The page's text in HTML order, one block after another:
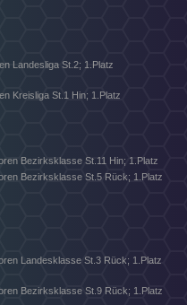
Landesliga St.2; 1.Platz
Kreisliga St.1 Hin; 1.Platz
Bezirksklasse St.11 Hin; 1.Platz
Bezirksklasse St.5 Rück; 1.Platz
Landesklasse St.3 Rück; 1.Platz
Bezirksklasse St.9 Rück; 1.Platz